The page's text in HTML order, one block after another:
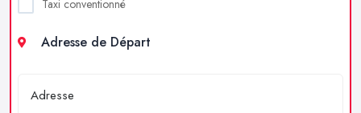
Taxi conventionné
Adresse de Départ